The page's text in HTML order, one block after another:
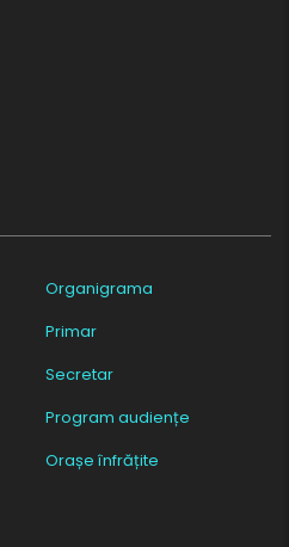
Organigrama
Primar
Secretar
Program audiențe
Orașe înfrățite